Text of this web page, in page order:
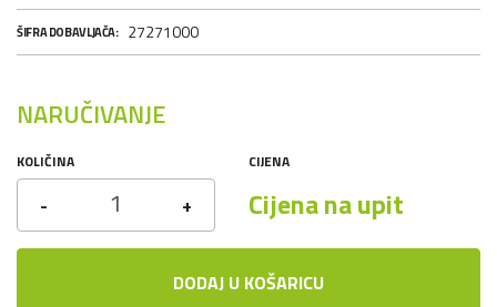
ŠIFRA DOBAVLJAČA: 27271000
NARUČIVANJE
KOLIČINA
- +
CIJENA
Cijena na upit
DODAJ U KOŠARICU